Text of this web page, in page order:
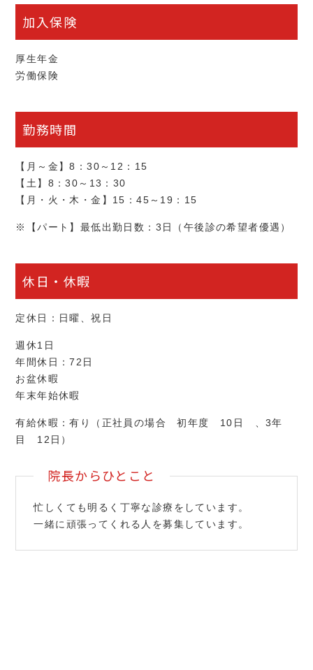
加入保険
厚生年金
労働保険
勤務時間
【月～金】8：30～12：15
【土】8：30～13：30
【月・火・木・金】15：45～19：15
※【パート】最低出勤日数：3日（午後診の希望者優遇）
休日・休暇
定休日：日曜、祝日
週休1日
年間休日：72日
お盆休暇
年末年始休暇
有給休暇：有り（正社員の場合 初年度 10日 、3年
目 12日）
院長からひとこと
忙しくても明るく丁寧な診療をしています。
一緒に頑張ってくれる人を募集しています。